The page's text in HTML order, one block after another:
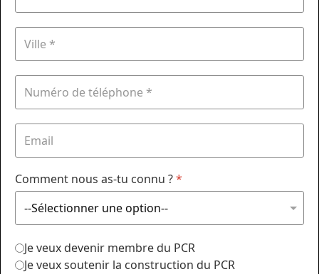
Comment nous as-tu connu ?*
Je veux devenir membre du PCR
Je veux soutenir la construction du PCR